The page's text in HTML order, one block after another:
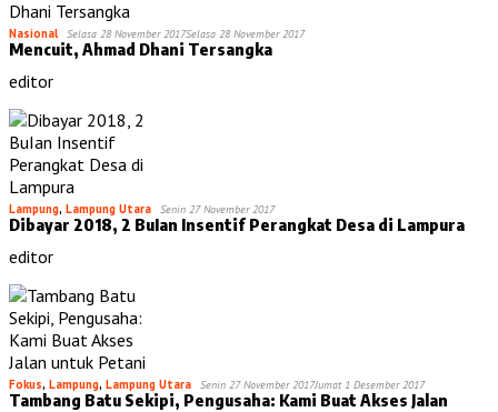
Nasional Selasa 28 November 2017Selasa 28 November 2017
Mencuit, Ahmad Dhani Tersangka
editor
Lampung, Lampung Utara Senin 27 November 2017
Dibayar 2018, 2 BuIan Insentif Perangkat Desa di Lampura
editor
Fokus, Lampung, Lampung Utara Senin 27 November 2017Jumat 1 Desember 2017
Tambang Batu Sekipi, Pengusaha: Kami Buat Akses Jalan